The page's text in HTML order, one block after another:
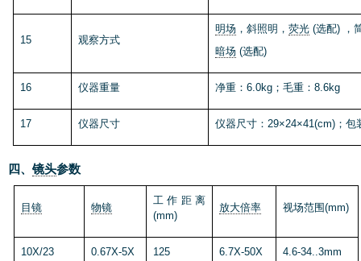
15 观察方式
明场 ，斜照明， 荧光 (选配) ，
暗场 (选配)
16 仪器重量 净重： 6.0kg；毛重： 8.6kg
17 仪器尺寸 仪器尺寸： 29×24×41(cm)； 包
四、 镜头参数
目镜 物镜
工作距离
(mm)
放大倍率 视场范围(mm)
10X/23 0.67X-5X 125 6.7X-50X 4.6-34..3mm